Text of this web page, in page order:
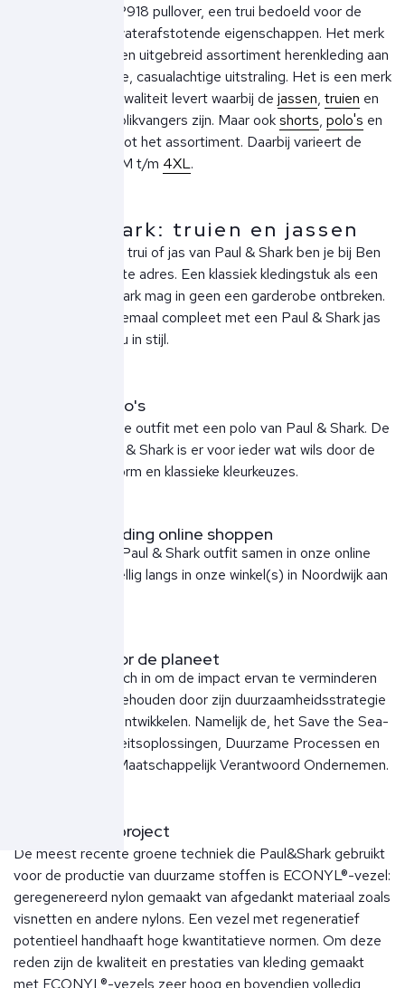
door met de COP918 pullover, een trui bedoeld voor de
watersport met waterafstotende eigenschappen. Het merk
biedt inmiddels een uitgebreid assortiment herenkleding aan
met een sportieve, casualachtige uitstraling. Het is een merk
dat absolute topkwaliteit levert waarbij de jassen, truien en
vesten de grote blikvangers zijn. Maar ookshorts, polo's en
behoren tot het assortiment. Daarbij varieert de
maatvoering van M t/m 4XL.
Paul & Shark: truien en jassen
Voor een stijlvolle trui of jas van Paul & Shark ben je bij Ben
Borst aan het juiste adres. Een klassiek kledingstuk als een
trui van Paul & Shark mag in geen een garderobe ontbreken.
Maak je outfit helemaal compleet met een Paul & Shark jas
en trotseer de kou in stijl.
Paul&Shark polo's
Zet de basis van je outfit met een polo van Paul & Shark. De
collectie van Paul & Shark is er voor ieder wat wils door de
flatterende pasvorm en klassieke kleurkeuzes.
Paul&Shark kleding online shoppen
Stel jouw nieuwe Paul & Shark outfit samen in onze online
shop of kom gezellig langs in onze winkel(s) in Noordwijk aan
Paul&Shark voor de planeet
Paul&Shark zet zich in om de impact ervan te verminderen
en het milieu te behouden door zijn duurzaamheidsstrategie
op vier pijlers te ontwikkelen. Namelijk de, het Save the Sea-
project, Circulariteitsoplossingen, Duurzame Processen en
Technologie, en Maatschappelijk Verantwoord Ondernemen.
Save the Sea project
De meest recente groene techniek die Paul&Shark gebruikt
voor de productie van duurzame stoffen is ECONYL®-vezel:
geregenereerd nylon gemaakt van afgedankt materiaal zoals
visnetten en andere nylons. Een vezel met regeneratief
potentieel handhaaft hoge kwantitatieve normen. Om deze
reden zijn de kwaliteit en prestaties van kleding gemaakt
met ECONYL®-vezels zeer hoog en bovendien volledig